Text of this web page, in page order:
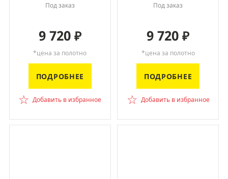
Под заказ
9 720 ₽
*цена за полотно
ПОДРОБНЕЕ
☆ Добавить в избранное
Под заказ
9 720₽
*цена за полотно
ПОДРОБНЕЕ
☆ Добавить в избранное